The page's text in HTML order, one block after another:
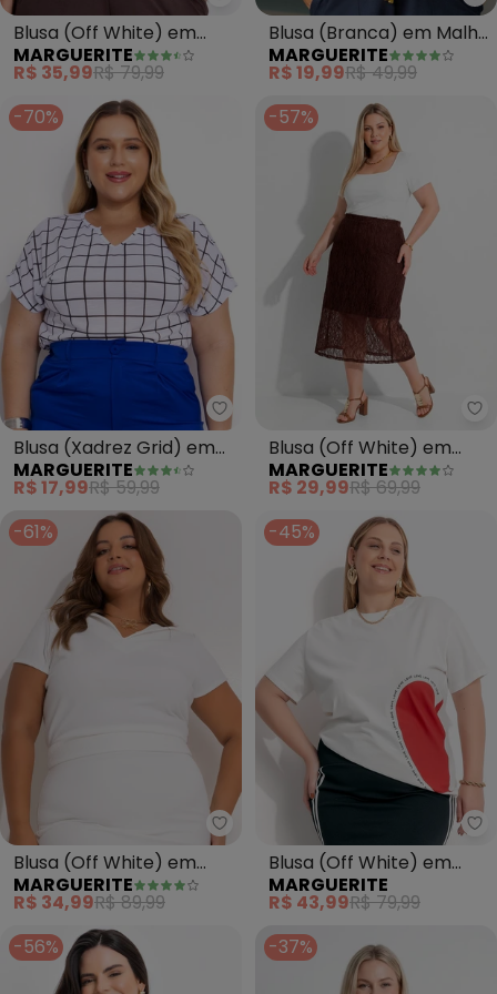
Blusa (Off White) em
Algodão
MARGUERITE
R$ 35,99R$ 79,99
Blusa (Branca) em Malha
de Algodão
MARGUERITE
R$ 19,99R$ 49,99
-70%
Marguerite - Blusa (Xadrez
Blusa (Xadrez Grid) em
Malha Flamê
MARGUERITE
R$ 17,99R$ 59,99
-57%
Blusa (Off White) em
Malha de Algodão
MARGUERITE
R$ 29,99R$ 69,99
-61%
Marguerite - Blusa (Off White)
Blusa (Off White) em
Malha Texturizad
MARGUERITE
R$ 34,99R$ 89,99
-45%
Blusa (Off White) em
Algodão de Coração
MARGUERITE
R$ 43,99R$ 79,99
-56%
-37%